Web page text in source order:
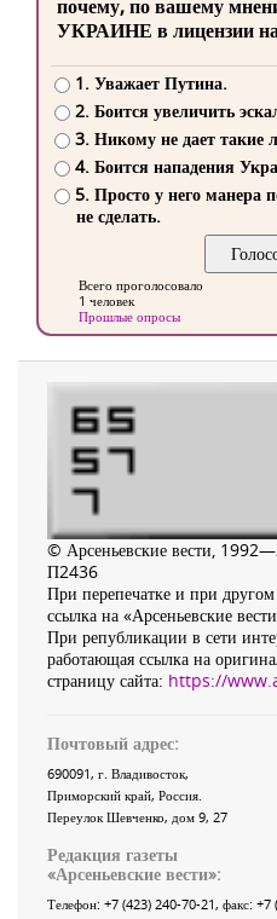
почему, по вашему
УКРАИНЕ в лицензии на
1. Уважает Путина.
2. Боится увеличить
3. Никому не дает такие
4. Боится нападения
5. Просто у него манера
не сделать.
Всего проголосовало
1 человек
Прошлые опросы
© Арсеньевские вести,
П2436
При перепечатке и при
ссылка на «Арсеньевские
При републикации в сети
работающая ссылка на
страницу сайта: https://
Почтовый адрес:
690091, г. Владивосток,
Приморский край, Россия
Переулок Шевченко, дом 9, 27
Редакция газеты
«Арсеньевские вести»:
Телефон: +7 (423) 240-70-21, факс: +7